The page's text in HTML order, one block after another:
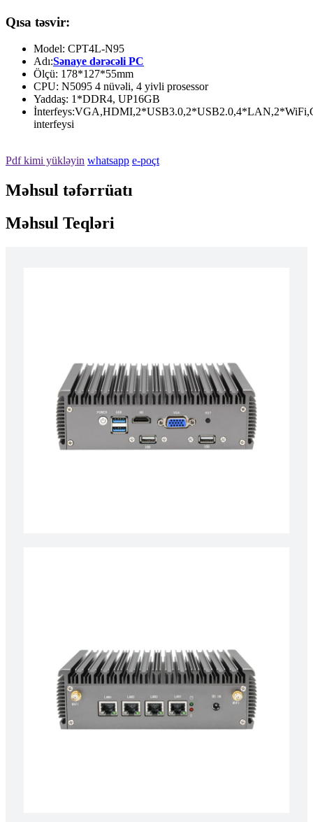
Qısa təsvir:
Model: CPT4L-N95
Adı:Sənaye dərəcəli PC
Ölçü: 178*127*55mm
CPU: N5095 4 nüvəli, 4 yivli prosessor
Yaddaş: 1*DDR4, UP16GB
interfeysi
Pdf kimi yükləyin whatsapp e-poçt
Məhsul təfərrüatı
Məhsul Teqləri